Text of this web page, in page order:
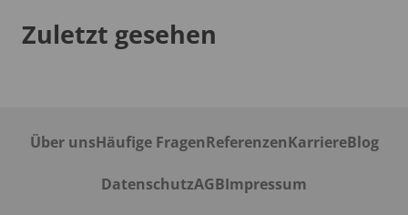
Zuletzt gesehen
Über unsHäufige FragenReferenzenKarriereBlog
DatenschutzAGBImpressum